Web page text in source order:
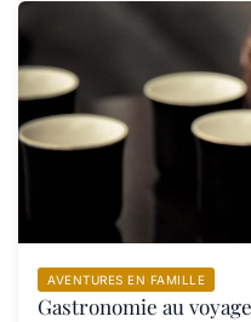
AVENTURES EN FAMILLE
Gastronomie au